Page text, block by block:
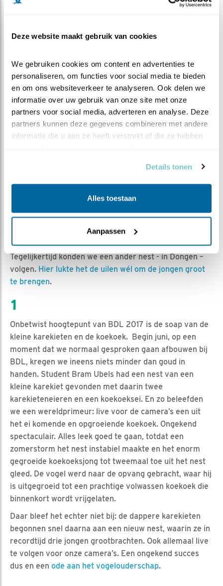
Deze website maakt gebruik van cookies
We gebruiken cookies om content en advertenties te
personaliseren, om functies voor social media te bieden
en om ons websiteverkeer te analyseren. Ook delen we
informatie over uw gebruik van onze site met onze
partners voor social media, adverteren en analyse. Deze
partners kunnen deze gegevens combineren met andere
informatie die u aan ze heeft verstrekt of die ze hebben
Details tonen
Alles toestaan
Aanpassen
zij er verder alleen voor stond. Je weet dan dat een
omdat ze niet genoeg prooien in haar eentje kan
sommige nachten ving ze zelfs tientallen muizen. Z
lukte het haar tóch om drie prachtige volwassen
kerkuilen af te leveren .
2
Misschien wel het spectaculairste en vérstrekkendste
moment van BDL 2017 was de aanval van de marter
te grazen genomen. Of ze het heeft overleefd, is nooit
eind een veelbelovend nest van vier kuikens. Het
mannetje was, ondanksmanmoedige pogingen,
namelijk niet in staat de kuikens groot te brengen en
Tegelijkertijd konden we een ander nest - in Dongen –
volgen. Hier lukte het de uilen wél om de jongen groot
te brengen.
1
Onbetwist hoogtepunt van BDL 2017 is de soap van de
kleine karekieten en de koekoek. Begin juni, op een
moment dat we normaal gesproken gaan afbouwen bij
BDL, kregen we ineens niets minder dan goud in
handen. Student Bram Ubels had een nest van een
kleine karekiet gevonden met daarin twee
karekieteneieren en een koekoeksei. En zo beleefden
we een wereldprimeur: live voor de camera’s een uit
het ei komende en opgroeiende koekoek. Ongekend
spectaculair. Alles leek goed te gaan, totdat een
zomerstorm het nest instabiel maakte en het enorm
gegroeide koekoeksjong tot tweemaal toe uit het nest
gleed. De vogel werd naar de opvang gebracht, waar hij
is uitgegroeid tot een prachtige volwassen koekoek die
binnenkort wordt vrijgelaten.
Daar bleef het echter niet bij: de dappere karekieten
begonnen snel daarna aan een nieuw nest, waarin ze in
recordtijd drie jongen grootbrachten. Ook allemaal live
te volgen voor onze camera’s. Een ongekend succes
dus en een ode aan het vogelouderschap.